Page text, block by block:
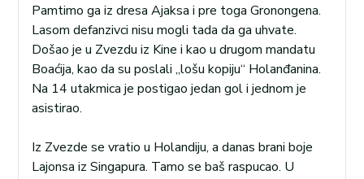
Pamtimo ga iz dresa Ajaksa i pre toga Gronongena.
Lasom defanzivci nisu mogli tada da ga uhvate.
Došao je u Zvezdu iz Kine i kao u drugom mandatu
Boaćija, kao da su poslali „lošu kopiju“ Holanđanina.
Na 14 utakmica je postigao jedan gol i jednom je
asistirao.
Iz Zvezde se vratio u Holandiju, a danas brani boje
Lajonsa iz Singapura. Tamo se baš raspucao. U